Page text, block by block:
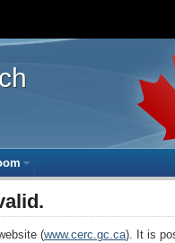
the escape key)
key and close with the
with the enter key
(www.cerc.gc.ca). It is